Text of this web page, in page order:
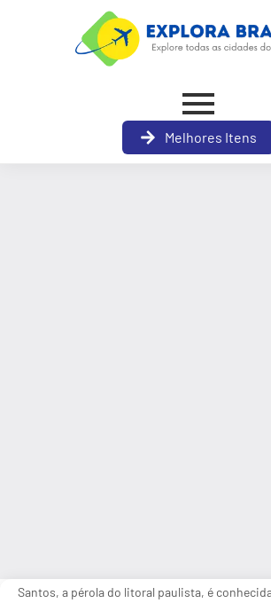
Melhores Itens
Santos, a pérola do litoral paulista, é